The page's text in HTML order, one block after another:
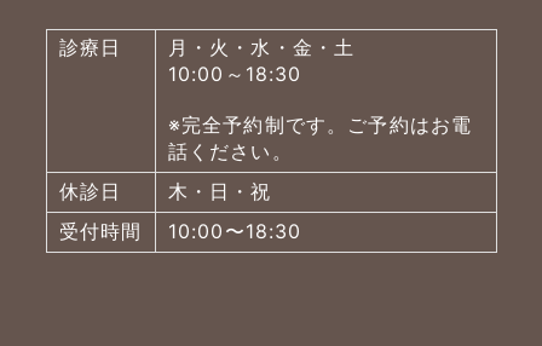
診療日
月・火・水・金・土
10:00～18:30
※完全予約制です。ご予約はお電
話ください。
休診日
木・日・祝
受付時間
10:00〜18:30